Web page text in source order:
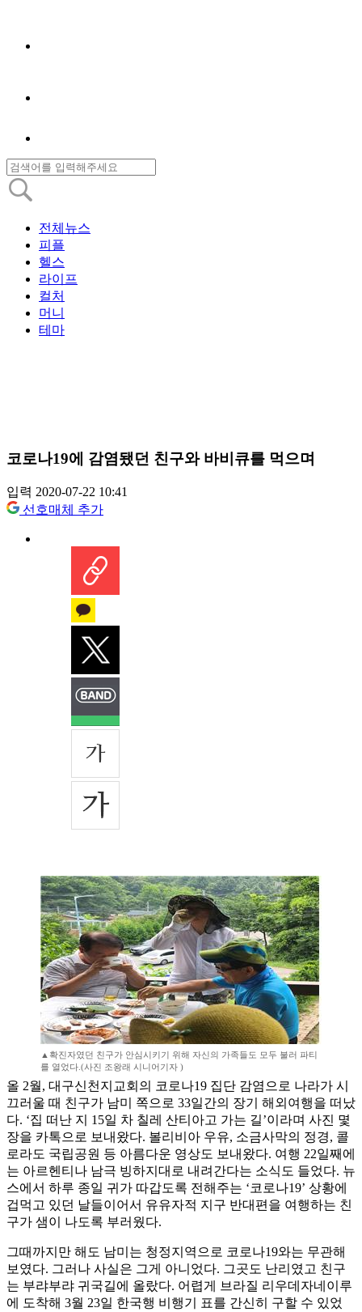
전체뉴스
피플
헬스
라이프
컬처
머니
테마
코로나19에 감염됐던 친구와 바비큐를 먹으며
입력 2020-07-22 10:41
선호매체 추가
▲확진자였던 친구가 안심시키기 위해 자신의 가족들도 모두 불러 파티
를 열었다.(사진 조왕래 시니어기자 )
올 2월, 대구신천지교회의 코로나19 집단 감염으로 나라가 시
끄러울 때 친구가 남미 쪽으로 33일간의 장기 해외여행을 떠났
다. ‘집 떠난 지 15일 차 칠레 산티아고 가는 길’이라며 사진 몇
장을 카톡으로 보내왔다. 볼리비아 우유, 소금사막의 정경, 콜
로라도 국립공원 등 아름다운 영상도 보내왔다. 여행 22일째에
는 아르헨티나 남극 빙하지대로 내려간다는 소식도 들었다. 뉴
스에서 하루 종일 귀가 따갑도록 전해주는 ‘코로나19’ 상황에
겁먹고 있던 날들이어서 유유자적 지구 반대편을 여행하는 친
구가 샘이 나도록 부러웠다.
그때까지만 해도 남미는 청정지역으로 코로나19와는 무관해
보였다. 그러나 사실은 그게 아니었다. 그곳도 난리였고 친구
는 부랴부랴 귀국길에 올랐다. 어렵게 브라질 리우데자네이루
에 도착해 3월 23일 한국행 비행기 표를 간신히 구할 수 있었